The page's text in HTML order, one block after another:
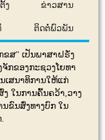
ງ ຂ່າວສານ
ຕິດຕໍ່ພົວພັນ
ສ" ເປັນພາສາຝຣັ່ງ
ງຈັກຂອງກະຊວງໂຍທາ
ເສນາທິການໃຫ້ແກ່
ໃນການຄົ້ນຄວ້າ,ວາງ
ຂົນສົ່ງທາງບົກ ໃນ